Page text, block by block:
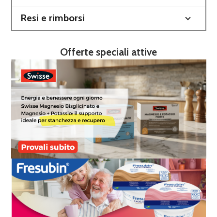
Resi e rimborsi
Offerte speciali attive